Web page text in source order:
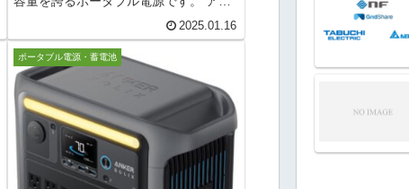
供給だけでなく、突然の停電時にも頼
りになるアイテムです。 ...
2025.01.16
ポータブル電源・蓄電池